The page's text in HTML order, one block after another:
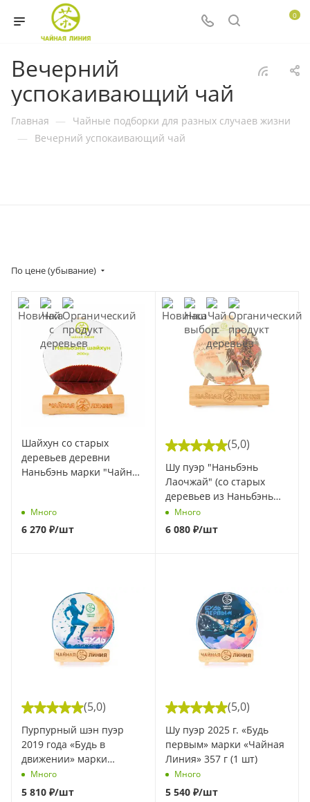
0
Вечерний
успокаивающий чай
Главная — Чайные подборки для разных случаев жизни
— Вечерний успокаивающий чай
По цене (убывание)
Шайхун со старых
деревьев деревни
Наньбэнь марки "Чайная
Много
6 270 ₽/шт
(5,0)
Шу пуэр "Наньбэнь
Лаочжай" (со старых
деревьев из Наньбэнь
Лаочжай) марки "Чайная
Линия" 200 г. (Весна
Много
6 080₽/шт
(5,0)
Пурпурный шэн пуэр
2019 года «Будь в
движении» марки
«Чайная Линия» 357 г (1
шт)
Много
5 810 ₽/шт
(5,0)
Шу пуэр 2025 г. «Будь
первым» марки «Чайная
Линия» 357 г (1 шт)
Много
5 540₽/шт